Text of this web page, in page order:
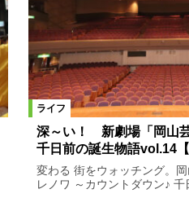
ライフ
深～い！ 新劇場「岡山
千日前の誕生物語vol.14【
変わる 街をウォッチング。
レノワ ～カウントダウン♪ 千